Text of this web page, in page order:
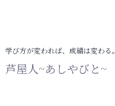
学び方が変われば、成績は変わる。
芦屋人~あしやびと~